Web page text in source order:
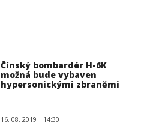
Čínský bombardér H-6K
možná bude vybaven
hypersonickými zbraněmi
16. 08. 2019 14:30